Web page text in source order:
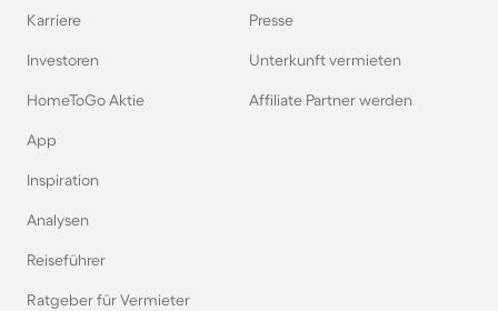
Karriere
Investoren
HomeToGo Aktie
App
Inspiration
Analysen
Reiseführer
Ratgeber für Vermieter
Presse
Unterkunft vermieten
Affiliate Partner werden